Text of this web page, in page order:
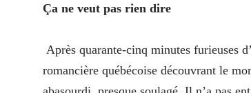
Ça ne veut pas rien dire
Après quarante-cinq minutes furieuses
romancière québécoise découvrant le